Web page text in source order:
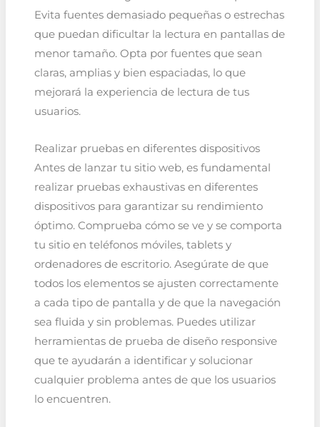
Evita fuentes demasiado pequeñas o estrechas
que puedan dificultar la lectura en pantallas de
menor tamaño. Opta por fuentes que sean
claras, amplias y bien espaciadas, lo que
mejorará la experiencia de lectura de tus
usuarios.
Realizar pruebas en diferentes dispositivos
Antes de lanzar tu sitio web, es fundamental
realizar pruebas exhaustivas en diferentes
dispositivos para garantizar su rendimiento
óptimo. Comprueba cómo se ve y se comporta
tu sitio en teléfonos móviles, tablets y
ordenadores de escritorio. Asegúrate de que
todos los elementos se ajusten correctamente
a cada tipo de pantalla y de que la navegación
sea fluida y sin problemas. Puedes utilizar
herramientas de prueba de diseño responsive
que te ayudarán a identificar y solucionar
cualquier problema antes de que los usuarios
lo encuentren.